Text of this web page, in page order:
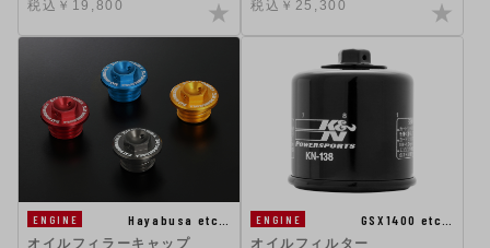
税込￥19,800 税込￥25,300
ENGINE
Hayabusa etc…
オイルフィラーキャップ
ENGINE
GSX1400 etc…
オイルフィルター